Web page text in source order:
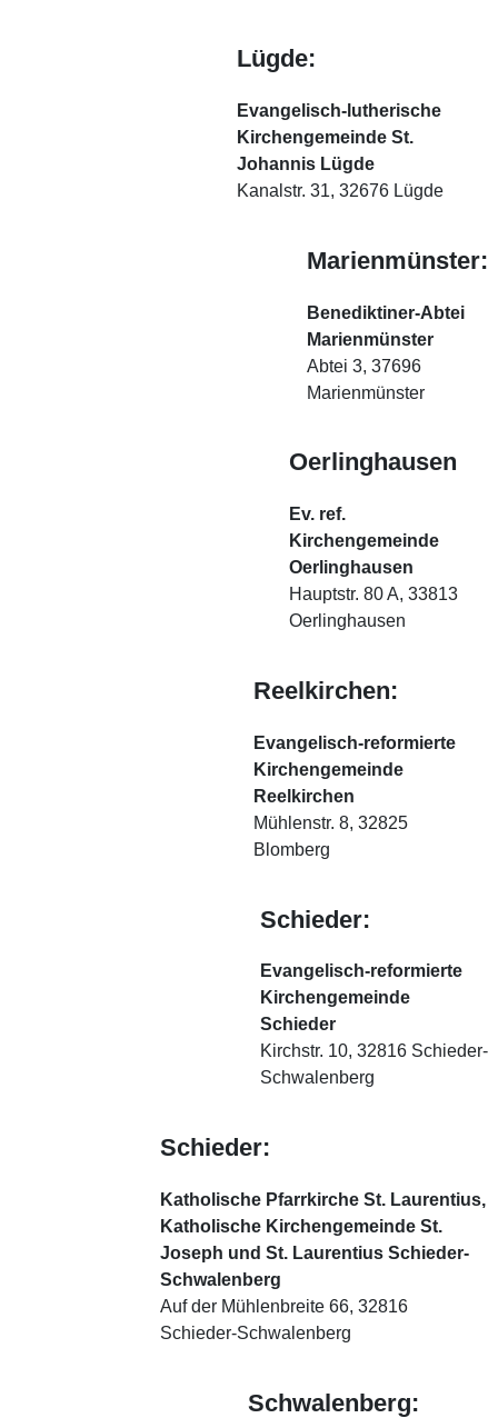
Lügde:
Evangelisch-lutherische
Kirchengemeinde St.
Johannis Lügde
Kanalstr. 31, 32676 Lügde
Marienmünster:
Benediktiner-Abtei
Marienmünster
Abtei 3, 37696
Marienmünster
Oerlinghausen
Ev. ref.
Kirchengemeinde
Oerlinghausen
Hauptstr. 80 A, 33813
Oerlinghausen
Reelkirchen:
Evangelisch-reformierte
Kirchengemeinde
Reelkirchen
Mühlenstr. 8, 32825
Blomberg
Schieder:
Evangelisch-reformierte
Kirchengemeinde
Schieder
Kirchstr. 10, 32816 Schieder-
Schwalenberg
Schieder:
Katholische Pfarrkirche St. Laurentius,
Katholische Kirchengemeinde St.
Joseph und St. Laurentius Schieder-
Schwalenberg
Auf der Mühlenbreite 66, 32816
Schieder-Schwalenberg
Schwalenberg: